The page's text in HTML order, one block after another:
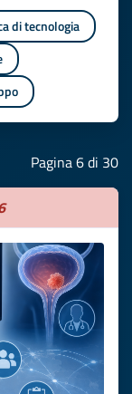
di tecnologia
Pagina 6 di 30